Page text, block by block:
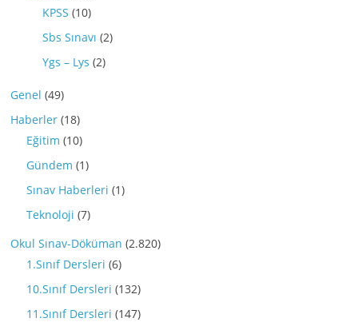
KPSS (10)
Sbs Sınavı (2)
Ygs – Lys (2)
Genel (49)
Haberler (18)
Eğitim (10)
Gündem (1)
Sınav Haberleri (1)
Teknoloji (7)
Okul Sınav-Döküman (2.820)
1.Sınıf Dersleri (6)
10.Sınıf Dersleri (132)
11.Sınıf Dersleri (147)